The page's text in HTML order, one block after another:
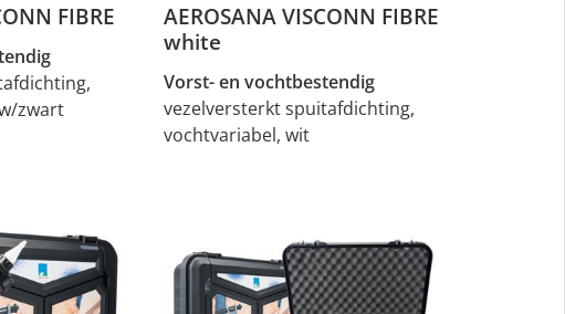
FIBRE
zwart
AEROSANA VISCONN FIBRE
white
Vorst- en vochtbestendig
vezelversterkt spuitafdichting,
vochtvariabel, wit